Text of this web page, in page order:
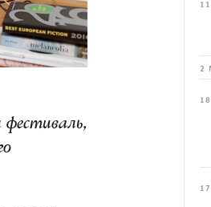
фестиваль,
2